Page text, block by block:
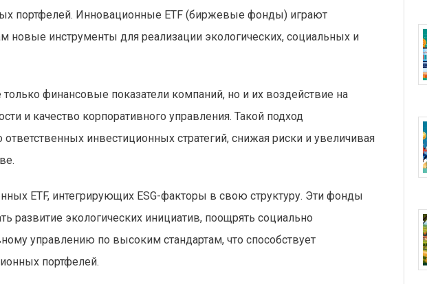
портфелей. Инновационные ETF (биржевые фонды) играют
новые инструменты для реализации экологических, социальных и
финансовые показатели компаний, но и их воздействие на
и качество корпоративного управления. Такой подход
инвестиционных стратегий, снижая риски и увеличивая
ETF, интегрирующих ESG-факторы в свою структуру. Эти фонды
экологических инициатив, поощрять социально
управлению по высоким стандартам, что способствует
портфелей.